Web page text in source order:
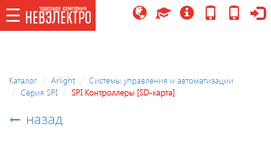
☰☰
Потолочные
управляемые,
Каталог Arlight
Системы управления и автоматизации
Серия SPI
SPI Контроллеры [SD-карта]
← назад